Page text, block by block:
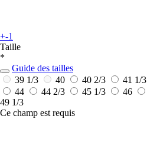
+-1
Taille
*
Guide des tailles
39 1/3
40 40 2/3 41 1/3
44
44 2/3 45 1/3 46
49 1/3
Ce champ est requis